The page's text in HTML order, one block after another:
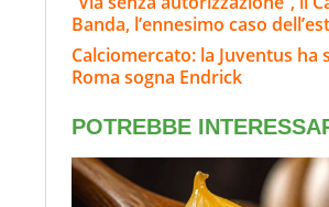
Banda, l’ennesimo caso
Calciomercato: la Juventus ha
Roma sogna Endrick